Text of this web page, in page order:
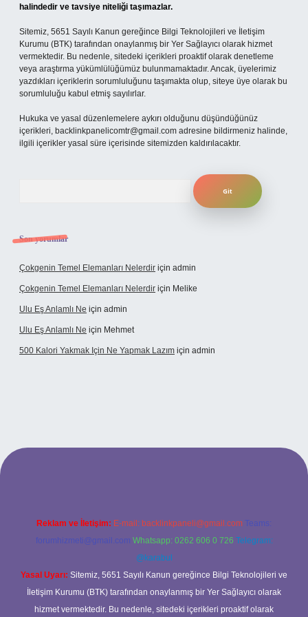
halindedir ve tavsiye niteliği taşımazlar.
Sitemiz, 5651 Sayılı Kanun gereğince Bilgi Teknolojileri ve İletişim
Kurumu (BTK) tarafından onaylanmış bir Yer Sağlayıcı olarak hizmet
vermektedir. Bu nedenle, sitedeki içerikleri proaktif olarak denetleme
veya araştırma yükümlülüğümüz bulunmamaktadır. Ancak, üyelerimiz
yazdıkları içeriklerin sorumluluğunu taşımakta olup, siteye üye olarak bu
sorumluluğu kabul etmiş sayılırlar.
Hukuka ve yasal düzenlemelere aykırı olduğunu düşündüğünüz
içerikleri, backlinkpanelicomtr@gmail.com adresine bildirmeniz halinde,
ilgili içerikler yasal süre içerisinde sitemizden kaldırılacaktır.
Son yorumlar
Çokgenin Temel Elemanları Nelerdir için admin
Çokgenin Temel Elemanları Nelerdir için Melike
Ulu Eş Anlamlı Ne için admin
Ulu Eş Anlamlı Ne için Mehmet
500 Kalori Yakmak Için Ne Yapmak Lazım için admin
Reklam ve İletişim: E-mail: backlinkpaneli@gmail.com Teams:
forumhizmeti@gmail.com Whatsapp: 0262 606 0 726 Telegram:
@karabul
Yasal Uyarı: Sitemiz, 5651 Sayılı Kanun gereğince Bilgi Teknolojileri ve
İletişim Kurumu (BTK) tarafından onaylanmış bir Yer Sağlayıcı olarak
hizmet vermektedir. Bu nedenle, sitedeki içerikleri proaktif olarak